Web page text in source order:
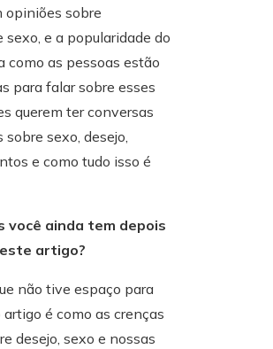
opiniões sobre
sexo, e a popularidade do
como as pessoas estão
para falar sobre esses
querem ter conversas
sobre sexo, desejo,
e como tudo isso é
você ainda tem depois
artigo?
não tive espaço para
é como as crenças
desejo, sexo e nossas